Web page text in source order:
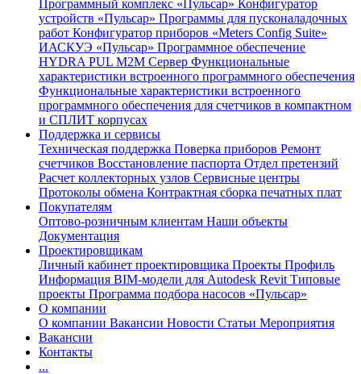
Программный комплекс «Пульсар» Конфигуратор
устройств «Пульсар» Программы для пусконаладочных
работ Конфигуратор приборов «Meters Config Suite»
ИАСКУЭ «Пульсар» Программное обеспечение
HYDRA PUL M2M Сервер Функциональные
характеристики встроенного программного обеспечения
Функциональные характеристики встроенного
программного обеспечения для счетчиков в компактном
и СПЛИТ корпусах
Поддержка и сервисы
Техническая поддержка Поверка приборов Ремонт
счетчиков Восстановление паспорта Отдел претензий
Расчет коллекторных узлов Сервисные центры
Протоколы обмена Контрактная сборка печатных плат
Покупателям
Оптово-розничным клиентам Наши объекты
Документация
Проектировщикам
Личный кабинет проектировщика Проекты Профиль
Информация BIM-модели для Autodesk Revit Типовые
проекты Программа подбора насосов «Пульсар»
О компании
О компании Вакансии Новости Статьи Мероприятия
Вакансии
Контакты
...